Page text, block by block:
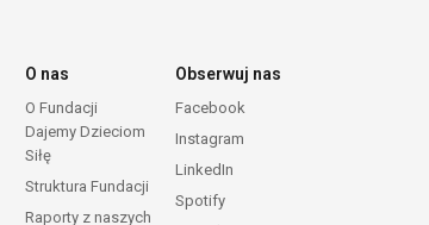
O nas
O Fundacji
Dajemy Dzieciom
Siłę
Struktura Fundacji
Raporty z naszych
Obserwuj nas
Facebook
Instagram
LinkedIn
Spotify